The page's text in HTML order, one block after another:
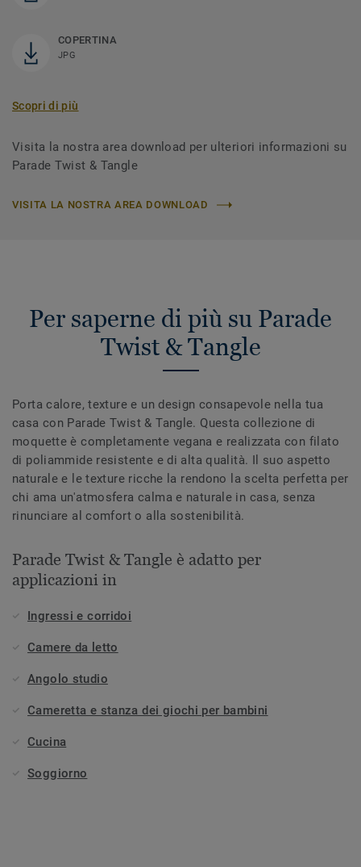
COPERTINA
JPG
Scopri di più
Visita la nostra area download per ulteriori informazioni su
Parade Twist & Tangle
VISITA LA NOSTRA AREA DOWNLOAD
Per saperne di più su Parade
Twist & Tangle
Porta calore, texture e un design consapevole nella tua
casa con Parade Twist & Tangle. Questa collezione di
moquette è completamente vegana e realizzata con filato
di poliammide resistente e di alta qualità. Il suo aspetto
naturale e le texture ricche la rendono la scelta perfetta per
chi ama un'atmosfera calma e naturale in casa, senza
rinunciare al comfort o alla sostenibilità.
Parade Twist & Tangle è adatto per
applicazioni in
Ingressi e corridoi
Camere da letto
Angolo studio
Cameretta e stanza dei giochi per bambini
Cucina
Soggiorno